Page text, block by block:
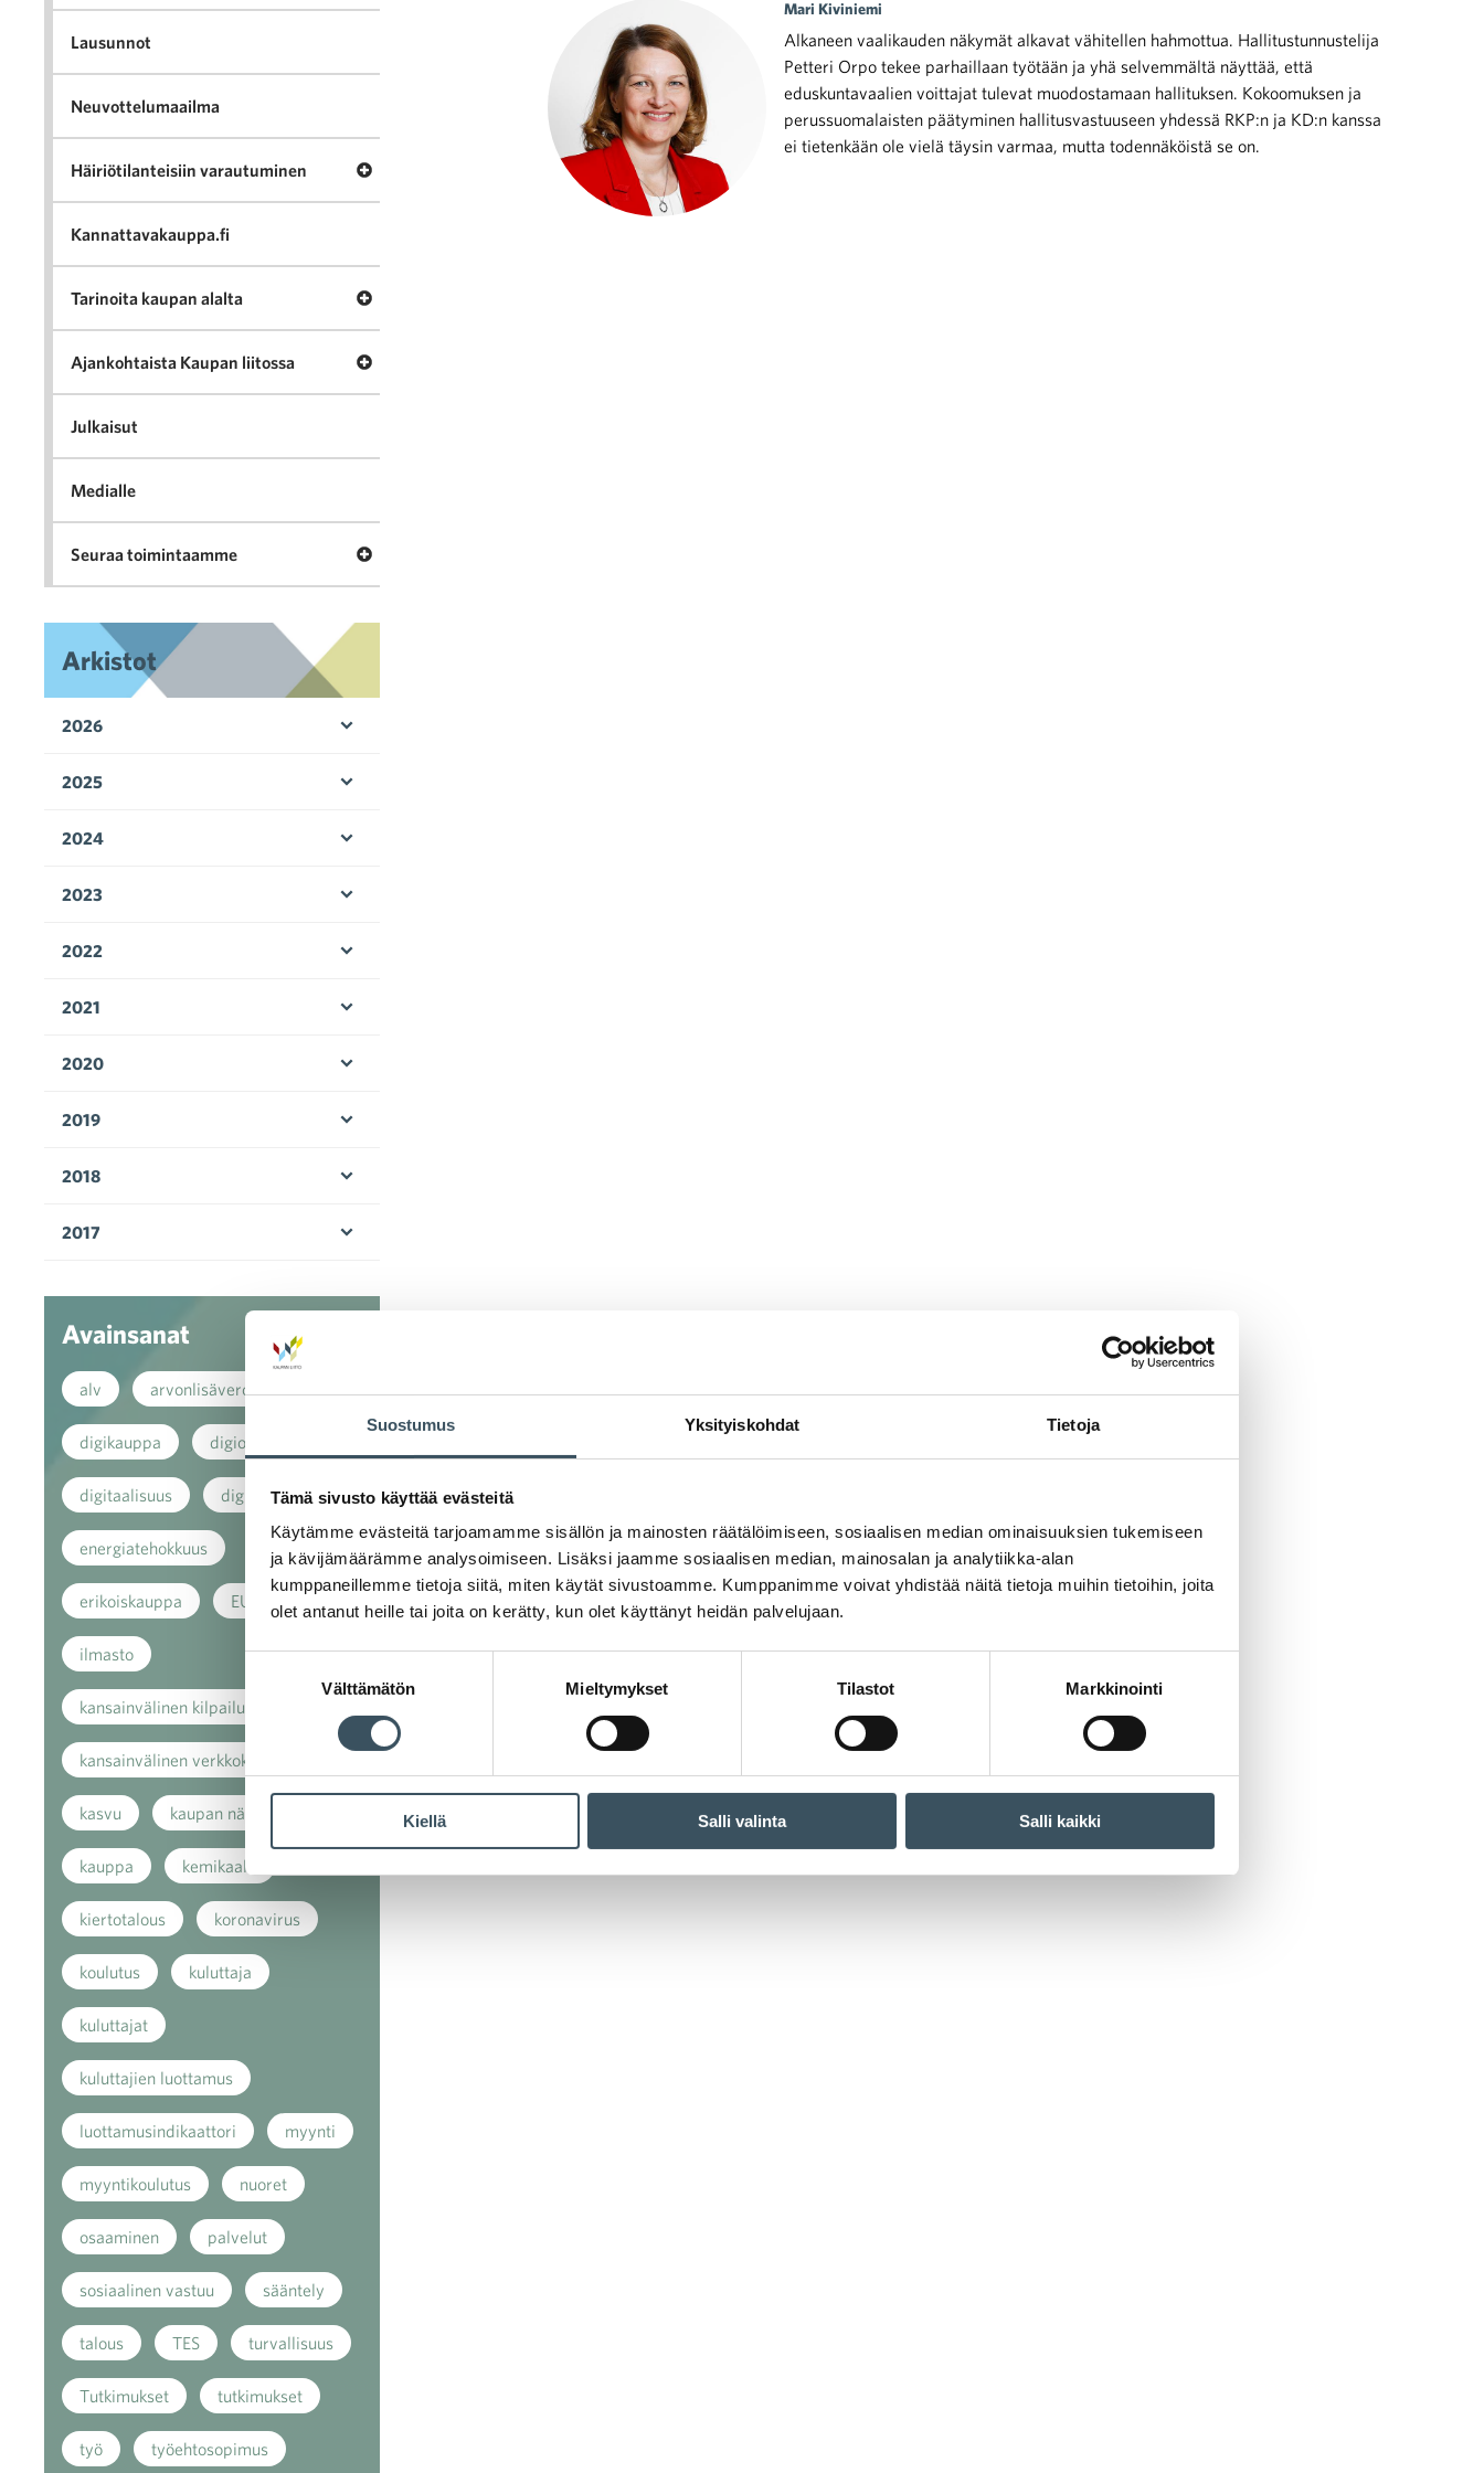
Suostumus Yksityiskohdat Tietoja
Tämä sivusto käyttää evästeitä
Käytämme evästeitä tarjoamamme sisällön ja mainosten räätälöimiseen, sosiaalisen median ominaisuuksien tukemiseen
ja kävijämäärämme analysoimiseen. Lisäksi jaamme sosiaalisen median, mainosalan ja analytiikka-alan
kumppaneillemme tietoja siitä, miten käytät sivustoamme. Kumppanimme voivat yhdistää näitä tietoja muihin tietoihin, joita
olet antanut heille tai joita on kerätty, kun olet käyttänyt heidän palvelujaan.
valinta
Välttämätön Mieltymykset Tilastot Markkinointi
Kiellä Salli valinta Salli kaikki
Mari Kiviniemi
Alkaneen vaalikauden näkymät alkavat vähitellen hahmottua. Hallitustunnustelija
Petteri Orpo tekee parhaillaan työtään ja yhä selvemmältä näyttää, että
eduskuntavaalien voittajat tulevat muodostamaan hallituksen. Kokoomuksen ja
perussuomalaisten päätyminen hallitusvastuuseen yhdessä RKP:n ja KD:n kanssa
ei tietenkään ole vielä täysin varmaa, mutta todennäköistä se on.
Lausunnot
Neuvottelumaailma
Häiriötilanteisiin varautuminen Avaa valikko Häiriötilanteisiin varautuminen
Kannattavakauppa.fi
Tarinoita kaupan alalta Avaa valikko Tarinoita kaupan alalta
Ajankohtaista Kaupan liitossa Avaa valikko Ajankohtaista Kaupan liitossa
Julkaisut
Medialle
Seuraa toimintaamme Avaa valikko Seuraa toimintaamme
Arkistot
2026
2025
2024
2023
2022
2021
2020
2019
2018
2017
Avainsanat
alv arvonlisävero
digikauppa digiostaminen
digitaalisuus digitalisaatio
energiatehokkuus
erikoiskauppa EU
ilmasto
kansainvälinen kilpailu
kansainvälinen verkkokauppa
kasvu kaupan näkymät
kauppa kemikaalit
kiertotalous koronavirus
koulutus kuluttaja
kuluttajat
kuluttajien luottamus
luottamusindikaattori myynti
myyntikoulutus nuoret
osaaminen palvelut
sosiaalinen vastuu sääntely
talous TES turvallisuus
Tutkimukset tutkimukset
työ työehtosopimus